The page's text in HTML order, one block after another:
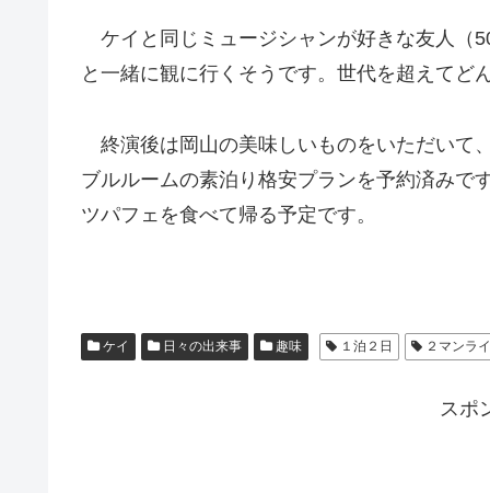
ケイと同じミュージシャンが好きな友人（
と一緒に観に行くそうです。世代を超えてど
終演後は岡山の美味しいものをいただいて
ブルルームの素泊り格安プランを予約済みで
ツパフェを食べて帰る予定です。
ケイ 日々の出来事 趣味 １泊２日 ２マンラ
スポ